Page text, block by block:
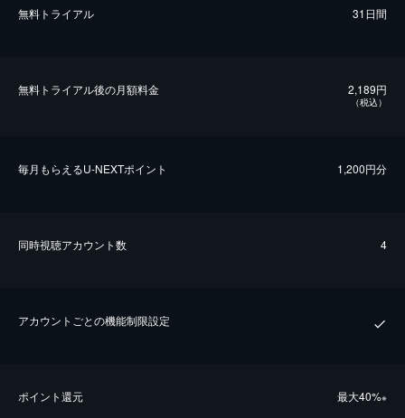
無料トライアル 31日間
無料トライアル後の⽉額料金 2,189円
（税込）
毎⽉もらえるU-NEXTポイント 1,200円分
同時視聴アカウント数 4
アカウントごとの機能制限設定
ポイント還元 最⼤40%※